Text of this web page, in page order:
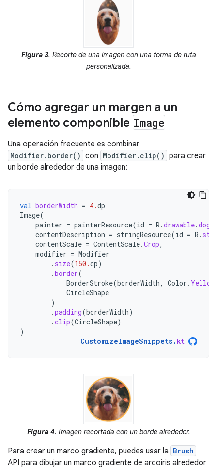
Figura 3. Recorte de una imagen con una forma de ruta
personalizada.
Cómo agregar un margen a un
elemento componible Image
Una operación frecuente es combinar
Modifier.border() con Modifier.clip() para crear
un borde alrededor de una imagen:
val borderWidth = 4.dp
Image(
painter = painterResource(id = R .drawable.dog
contentDescription = stringResource(id = R .
contentScale = ContentScale.Crop,
modifier = Modifier
. size(150.dp)
.border(
BorderStroke(borderWidth, Color . Yellow
CircleShape
)
.padding(borderWidth)
.clip(CircleShape)
)
CustomizeImageSnippets. kt
Figura 4. Imagen recortada con un borde alrededor.
Para crear un marco gradiente, puedes usar la Brush
API para dibujar un marco gradiente de arcoíris alrededor